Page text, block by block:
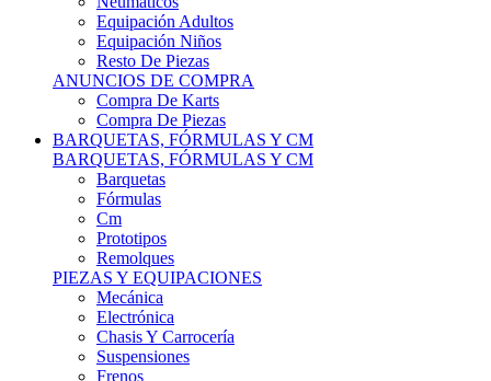
Equipación Niños
Resto De Piezas
ANUNCIOS DE COMPRA
Compra De Karts
Compra De Piezas
BARQUETAS, FÓRMULAS Y CM
BARQUETAS, FÓRMULAS Y CM
Barquetas
Fórmulas
Cm
Prototipos
Remolques
PIEZAS Y EQUIPACIONES
Mecánica
Electrónica
Chasis Y Carrocería
Suspensiones
Frenos
Llantas